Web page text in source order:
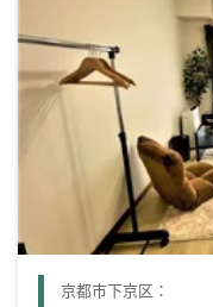
京都市下京区：